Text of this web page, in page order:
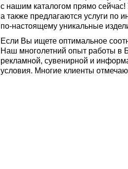
с нашим каталогом прямо
а также предлагаются услуги по
по-настоящему уникальные
Если Вы ищете оптимальное
Наш многолетний опыт работы в
рекламной, сувенирной и
условия. Многие клиенты